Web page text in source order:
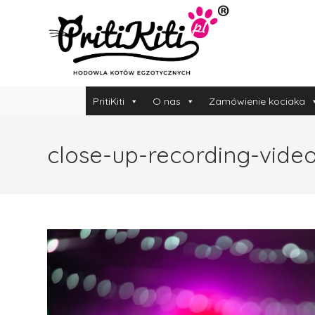
PritiKiti O nas Zamówienie kociaka
close-up-recording-